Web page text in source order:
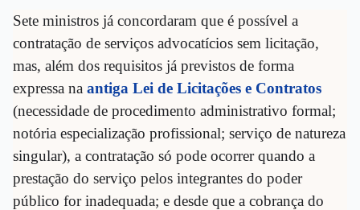
Sete ministros já concordaram que é possível a
contratação de serviços advocatícios sem licitação,
mas, além dos requisitos já previstos de forma
expressa na antiga Lei de Licitações e Contratos
(necessidade de procedimento administrativo formal;
notória especialização profissional; serviço de natureza
singular), a contratação só pode ocorrer quando a
prestação do serviço pelos integrantes do poder
público for inadequada; e desde que a cobrança do